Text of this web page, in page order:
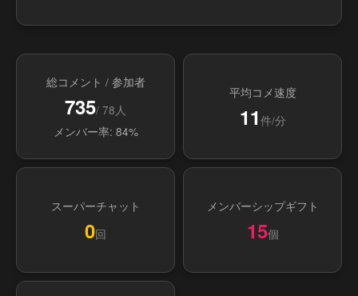
総コメント / 参加者
735/ 78人
メンバー率: 84%
平均コメ速度
11 件/分
スーパーチャット
0回
メンバーシップギフト
15個